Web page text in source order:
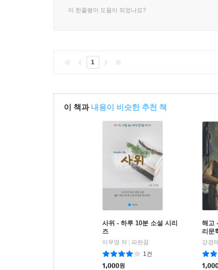
이 한줄평이 도움이 되었나요?
1
이 책과 내용이 비슷한 추천 책
사위 - 하루 10분 소설 시리
즈
이무영 저
파란꿈
1건
1,000원
해고
리문
강경